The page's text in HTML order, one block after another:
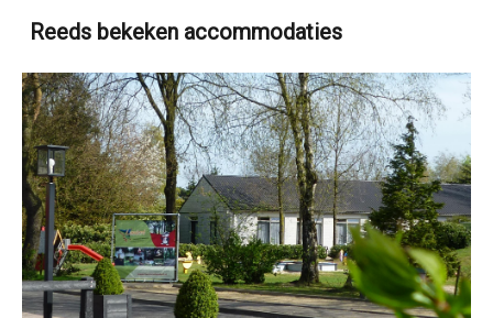
Reeds bekeken accommodaties